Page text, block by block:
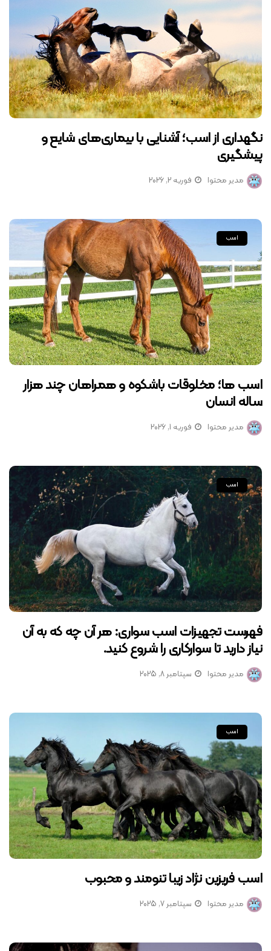
نگهداری از اسب؛ آشنایی با بیماری‌های شایع و
پیشگیری
مدیر محتوا فوریه 2, 2026
اسب
اسب ها؛ مخلوقات باشکوه و همراهان چند هزار
ساله انسان
مدیر محتوا فوریه 1, 2026
اسب
فهرست تجهیزات اسب سواری: هر آن چه که به آن
نیاز دارید تا سوارکاری را شروع کنید.
مدیر محتوا سپتامبر 8, 2025
اسب
اسب فریزین نژاد زیبا تنومند و محبوب
مدیر محتوا سپتامبر 7, 2025